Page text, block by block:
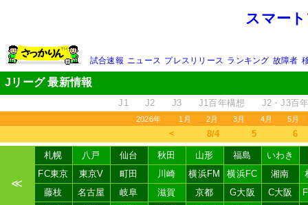
スマー
試合速報 ニュース プレスリリース ランキング 故障者
Jリーグ 最新情報
J1 J2 J3 J1百年構想 J2・J3百
2026年 1月 2月 3月 4月 5月
＜ 8/4 5 6
≪
札幌 八戸 仙台 秋田 山形 福島
いわき
FC東京
東京V 町田 川崎 横浜FM 横浜FC 湘南
藤枝
名古屋 岐阜 滋賀 京都 G大阪 C大阪